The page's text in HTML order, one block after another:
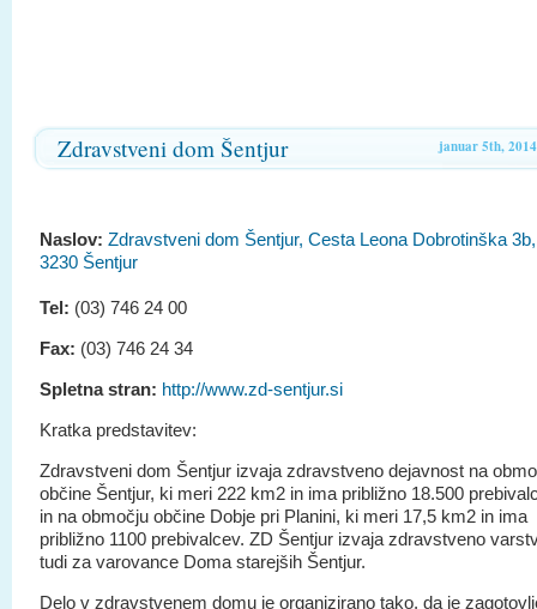
januar 5th, 2014
Zdravstveni dom Šentjur
Naslov: Zdravstveni dom Šentjur, Cesta Leona Dobrotinška 3b,
3230 Šentjur
Tel: (03) 746 24 00
Fax: (03) 746 24 34
Spletna stran: http://www.zd-sentjur.si
Kratka predstavitev:
Zdravstveni dom Šentjur izvaja zdravstveno dejavnost na
občine Šentjur, ki meri 222 km2 in ima približno 18.500
in na območju občine Dobje pri Planini, ki meri 17,5 km2 in ima
približno 1100 prebivalcev. ZD Šentjur izvaja zdravstveno
tudi za varovance Doma starejših Šentjur.
Delo v zdravstvenem domu je organizirano tako, da je